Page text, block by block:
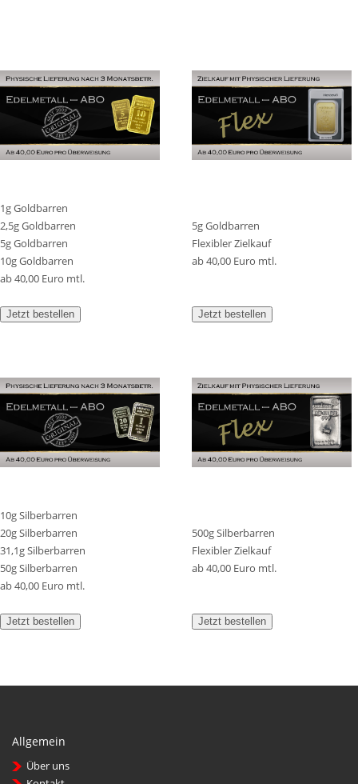
1g Goldbarren
2,5g Goldbarren
5g Goldbarren
10g Goldbarren
ab 40,00 Euro mtl.
5g Goldbarren
Flexibler Zielkauf
ab 40,00 Euro mtl.
Jetzt bestellen Jetzt bestellen
10g Silberbarren
20g Silberbarren
31,1g Silberbarren
50g Silberbarren
ab 40,00 Euro mtl.
500g Silberbarren
Flexibler Zielkauf
ab 40,00 Euro mtl.
Jetzt bestellen Jetzt bestellen
Allgemein
Über uns